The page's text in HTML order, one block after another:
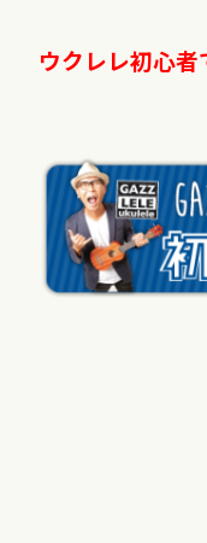
ウクレレ初心